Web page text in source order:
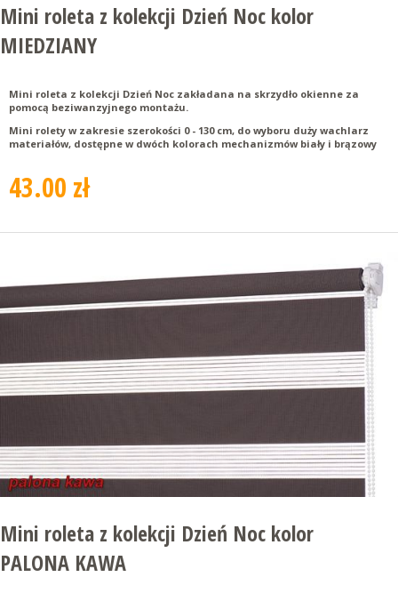
Mini roleta z kolekcji Dzień Noc kolor
MIEDZIANY
Mini roleta z kolekcji Dzień Noc zakładana na skrzydło okienne za
pomocą beziwanzyjnego montażu.
Mini rolety w zakresie szerokości 0 - 130 cm, do wyboru duży wachlarz
materiałów, dostępne w dwóch kolorach mechanizmów biały i brązowy
43.00 zł
Mini roleta z kolekcji Dzień Noc kolor
PALONA KAWA